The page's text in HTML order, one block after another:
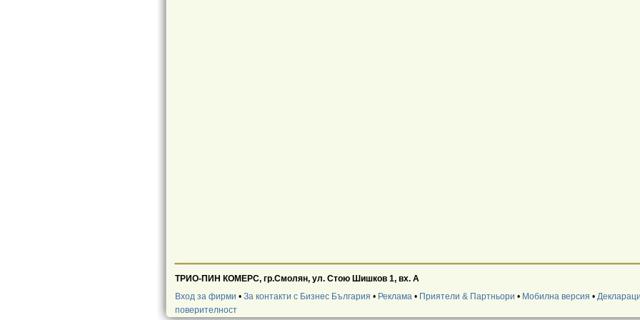
ТРИО-ПИН КОМЕРС, гр.Смолян, ул. Стою Шишков 1, вх. А
Вход за фирми • За контакти с Бизнес България • Реклама• Приятели & Партньори • Мобилна версия •
поверителност